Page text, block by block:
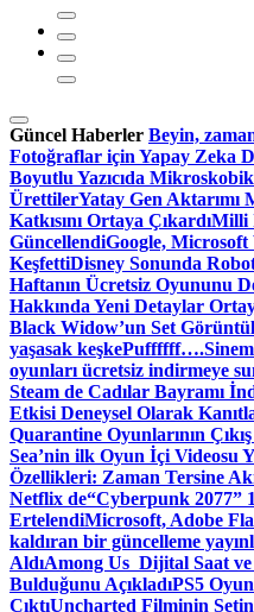
Güncel Haberler Beyin,
Fotoğraflar için Yapay Zeka
Boyutlu Yazıcıda
ÜrettilerYatay Gen
Katkısını Ortaya ÇıkardıMilli
GüncellendiGoogle, Microsoft
KeşfettiDisney Sonunda
Haftanın Ücretsiz Oyununu
Hakkında Yeni Detaylar
Black Widow’un Set
yaşasak keşkePuffffff….
oyunları ücretsiz indirmeye
Steam de Cadılar Bayramı
Etkisi Deneysel Olarak
Quarantine Oyunlarının
Sea’nin ilk Oyun İçi Videosu
Özellikleri: Zaman Tersine
Netflix de“Cyberpunk 2077”
ErtelendiMicrosoft, Adobe
kaldıran bir güncelleme
AldıAmong Us Dijital Saat ve
Bulduğunu AçıkladıPS5
ÇıktıUncharted Filminin